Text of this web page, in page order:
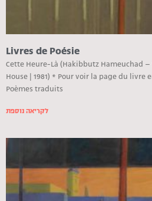
Livres de Poésie
Cette Heure-Là (Hakibbutz Hameuchad
House | 1981) * Pour voir la page du livre
Poèmes traduits
לקריאה נוספת